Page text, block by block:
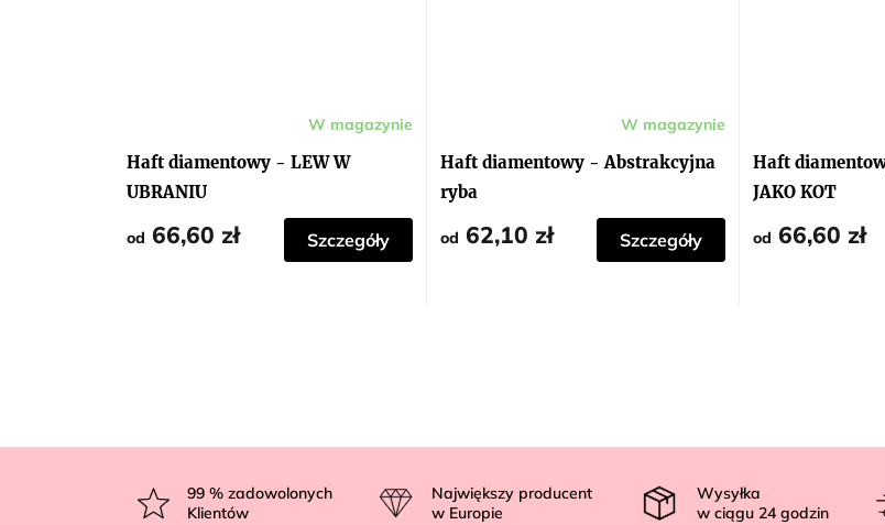
Haft diamentowy - LEW W
UBRANIU
W magazynie
od 66,60 zł Szczegóły
Haft diamentowy - Abstrakcyjna
ryba
W magazynie
od 62,10 zł Szczegóły
Haft
JAKO KOT
od 66,60 zł
99% zadowolonych
Klientów
Największy producent
w Europie
Wysyłka
w ciągu 24 godzin